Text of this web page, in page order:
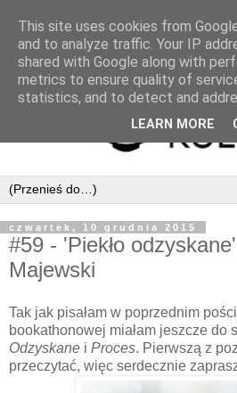
czwartek, 10 grudnia 2015
#59 - 'Piekło
Majewski
Tak jak pisałam w poprzednim
bookathonowej miałam jeszcze do
Odzyskane i Proces. Pierwszą z
przeczytać, więc serdecznie
This site uses cookies from
and to analyze traffic. Your IP
shared with Google along with
metrics to ensure quality of
statistics, and to detect and
LEARN MORE